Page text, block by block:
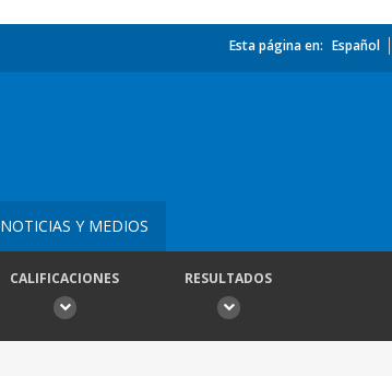
Esta página en: Español
NOTICIAS Y MEDIOS
CALIFICACIONES RESULTADOS